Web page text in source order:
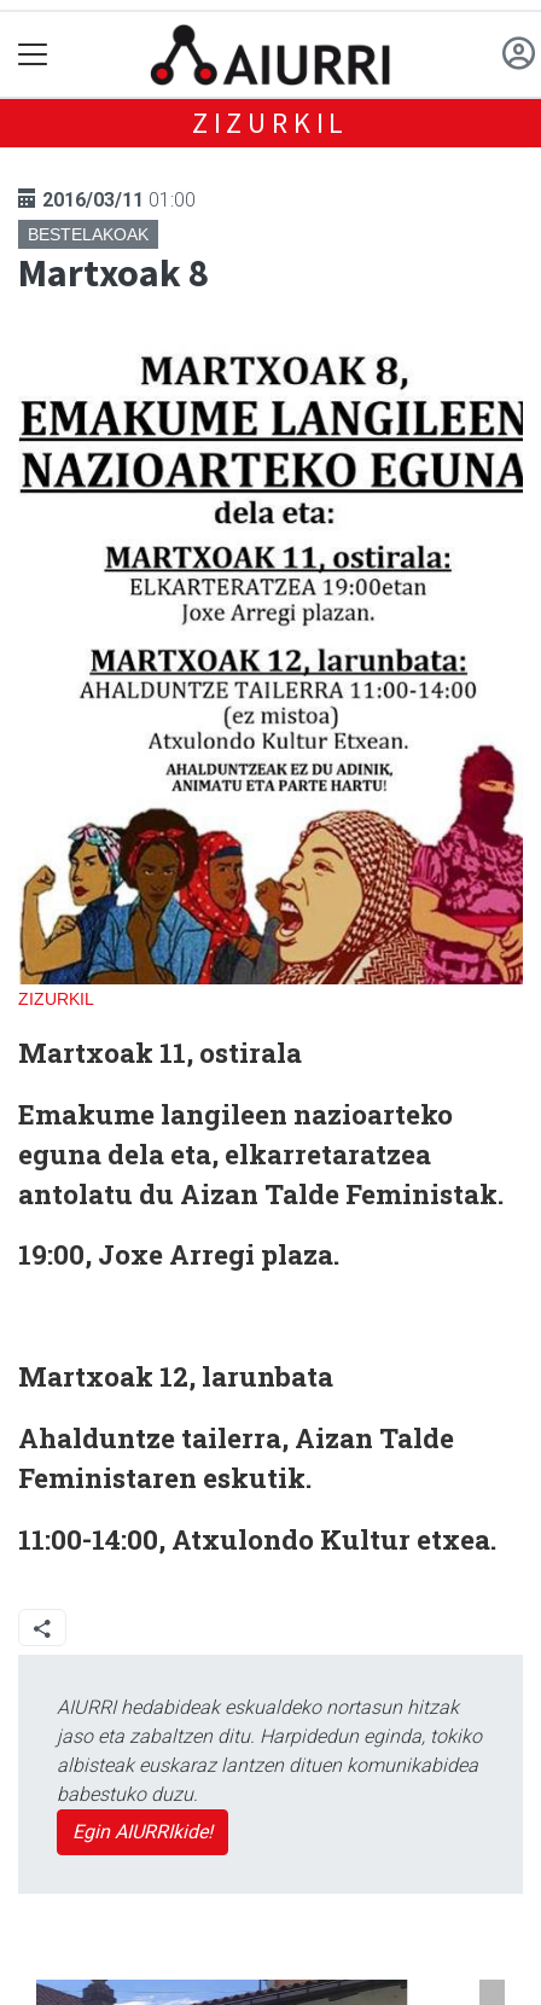
ZIZURKIL
2016/03/11 01:00
BESTELAKOAK
Martxoak 8
ZIZURKIL
Martxoak 11, ostirala
Emakume langileen nazioarteko
eguna dela eta, elkarretaratzea
antolatu du Aizan Talde Feministak.
19:00, Joxe Arregi plaza.
Martxoak 12, larunbata
Ahalduntze tailerra, Aizan Talde
Feministaren eskutik.
11:00-14:00, Atxulondo Kultur etxea.
AIURRI hedabideak eskualdeko nortasun hitzak
jaso eta zabaltzen ditu. Harpidedun eginda, tokiko
albisteak euskaraz lantzen dituen komunikabidea
babestuko duzu.
Egin AIURRIkide!